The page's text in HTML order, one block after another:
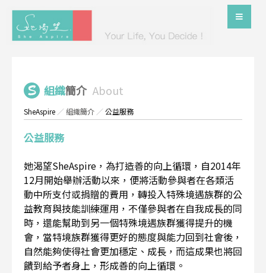
組織簡介 About
SheAspire ／組織簡介 ／公益服務
公益服務
她渴望SheAspire，為打造善的向上循環，自2014年
12月開始舉辦活動以來，便將活動參與者在各類活
動中所支付或捐贈的費用，轉投入特殊境遇族群的公
益教育與技能訓練運用，不僅參與者在自我成長的同
時，還能幫助到另一個特殊境遇族群獲得提升的機
會，當特境族群獲得更好的態度與能力回到社會後，
自然能夠使得社會更加穩定、成長，而這成果也將回
饋到給予者身上，形成善的向上循環。